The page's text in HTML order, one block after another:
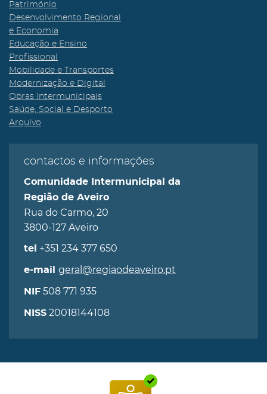
Património
Desenvolvimento Regional
e Economia
Educação e Ensino
Profissional
Mobilidade e Transportes
Modernização e Digital
Obras Intermunicipais
Saúde, Social e Desporto
Arquivo
contactos e informações
Comunidade Intermunicipal da
Região de Aveiro
Rua do Carmo, 20
3800-127 Aveiro
tel +351 234 377 650
e-mail geral@regiaodeaveiro.pt
NIF 508 771 935
NISS 20018144108